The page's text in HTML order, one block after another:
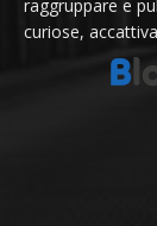
raggruppare e
curiose,